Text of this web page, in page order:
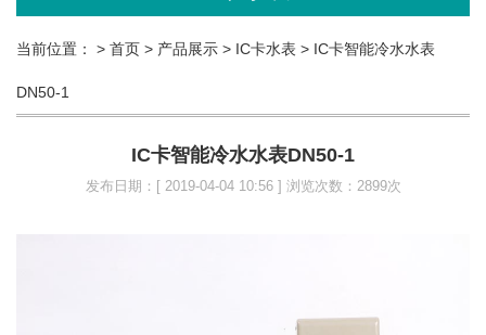
当前位置： > 首页 > 产品展示 > IC卡水表 > IC卡智能冷水水表
DN50-1
IC卡智能冷水水表DN50-1
发布日期：[ 2019-04-04 10:56 ] 浏览次数：2899次